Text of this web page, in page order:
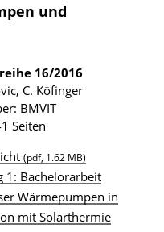
und
16/2016
C. Köfinger
BMVIT
Seiten
(pdf, 1.62 MB)
1: Bachelorarbeit
Wärmepumpen in
mit Solarthermie